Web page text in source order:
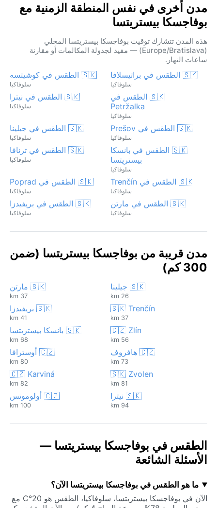
مدن أخرى في نفس المنطقة الزمنية مع
بوفاجسكا بيستريتسا
هذه المدن تتشارك توقيت بوفاجسكا بيستريتسا المحلي
(Europe/Bratislava) — مفيد لجدولة المكالمات أو مقارنة
ساعات النهار.
🇸🇰 الطقس في براتيسلافا
سلوفاكيا
🇸🇰 الطقس في كوشيتسه
سلوفاكيا
🇸🇰 الطقس في
Petržalka
سلوفاكيا
🇸🇰 الطقس في نيترا
سلوفاكيا
🇸🇰 الطقس في Prešov
سلوفاكيا
🇸🇰 الطقس في جيلينا
سلوفاكيا
🇸🇰 الطقس في بانسكا
بيستريتسا
سلوفاكيا
🇸🇰 الطقس في ترنافا
سلوفاكيا
🇸🇰 الطقس في Trenčín
سلوفاكيا
🇸🇰 الطقس في Poprad
سلوفاكيا
🇸🇰 الطقس في مارتن
سلوفاكيا
🇸🇰 الطقس في بريفيدزا
سلوفاكيا
مدن قريبة من بوفاجسكا بيستريتسا (ضمن
300 كم)
🇸🇰 جيلينا
26 km
🇸🇰 مارتن
37 km
🇸🇰 Trenčín
37 km
🇸🇰 بريفيدزا
41 km
🇨🇿 Zlín
56 km
🇸🇰 بانسكا بيستريتسا
68 km
🇨🇿 هافروف
73 km
🇨🇿 أوسترافا
80 km
🇸🇰 Zvolen
81 km
🇨🇿 Karviná
82 km
🇸🇰 نيترا
94 km
🇨🇿 أولوموتس
100 km
الطقس في بوفاجسكا بيستريتسا —
الأسئلة الشائعة
ما هو الطقس في بوفاجسكا بيستريتسا الآن؟
الآن في بوفاجسكا بيستريتسا، سلوفاكيا، الطقس هو 20°C مع